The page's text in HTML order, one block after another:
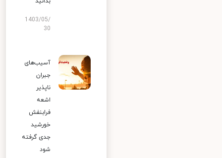
1403/05/
30
آسیب‌های
جبران
ناپذیر
اشعه
فرابنفش
خورشید
جدی گرفته
شود